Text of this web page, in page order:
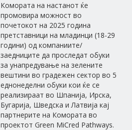
Комората на настанот ќе
промовира можност во
почетокот на 2025 година
претставници на младинци (18-29
години) од компаниите/
заедниците да проследат обуки
за унапредување на зелените
вештини во градежен сектор во 5
еднонеделни обуки кои ќе се
реализираат во Шпанија, Ирска,
Бугарија, Шведска и Латвија кај
партнерите на Комората во
проектот Green MiCred Pathways.